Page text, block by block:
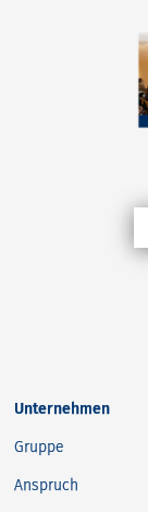
Unternehmen
Gruppe
Anspruch